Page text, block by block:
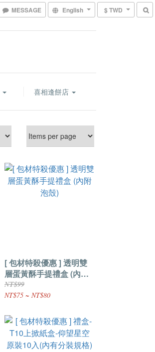
MESSAGE English $ TWD
喜相逢餅店
[ 包材特殺優惠 ] 透明雙
層蛋黃酥手提禮盒 (內附
泡殼)
NT$99
NT$75 ~ NT$80